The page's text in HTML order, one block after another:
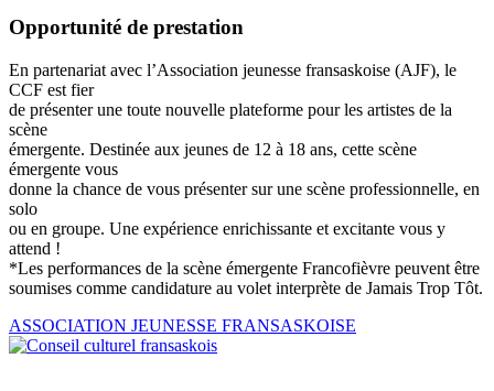
Opportunité de prestation
En partenariat avec l’Association jeunesse fransaskoise (AJF), le
CCF est fier
de présenter une toute nouvelle plateforme pour les artistes de la
scène
émergente. Destinée aux jeunes de 12 à 18 ans, cette scène
émergente vous
donne la chance de vous présenter sur une scène professionnelle, en
solo
ou en groupe. Une expérience enrichissante et excitante vous y
attend !
*Les performances de la scène émergente Francofièvre peuvent être
soumises comme candidature au volet interprète de Jamais Trop Tôt.
ASSOCIATION JEUNESSE FRANSASKOISE